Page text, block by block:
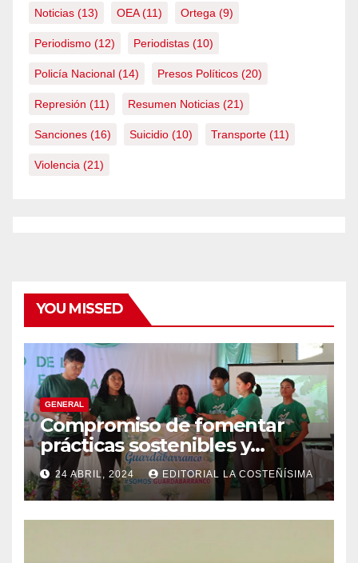
Noticias (13) OEA(11) Ortega (9)
Periodismo (12) Periodistas (10)
Policía Nacional (14) Presos Políticos (20)
Represión (11) Resumen Noticias (21)
Sanciones (16) Suicidio (10) Transporte (11)
Violencia (21)
YOU MISSED
GENERAL
Compromiso de fomentar
prácticas sostenibles y
conciencia ecológica en las
instituciones educativas
24 ABRIL, 2024 EDITORIAL LA COSTEÑÍSIMA